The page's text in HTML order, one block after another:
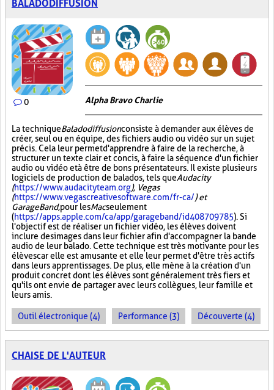
BALADODIFFUSION
0 Alpha Bravo Charlie
La techniqueBaladodiffusionconsiste à demander aux élèves de
créer, seul ou en équipe, des fichiers audio ou vidéo sur un sujet
précis. Cela leur permet d'apprendre à faire de la recherche, à
structurer un texte clair et concis, à faire la séquence d'un fichier
audio ou vidéo et à être de bons présentateurs. Il existe plusieurs
logiciels de production de balados, tels queAudacity
(https://www.audacityteam.org), Vegas
(https://www.vegascreativesoftware.com/fr-ca/) et
GarageBand,pour lesMacseulement
(https://apps.apple.com/ca/app/garageband/id408709785). Si
l'objectif est de réaliser un fichier vidéo, les élèves doivent
inclure des images dans leur fichier afin d'accompagner la bande
audio de leur balado. Cette technique est très motivante pour les
élèves car elle est amusante et elle leur permet d'être très actifs
dans leurs apprentissages. De plus, elle mène à la création d'un
produit concret dont les élèves sont généralement très fiers et
qu'ils ont envie de partager avec leurs collègues, leur famille et
leurs amis.
Outil électronique (4) Performance (3) Découverte (4)
CHAISE DE L'AUTEUR